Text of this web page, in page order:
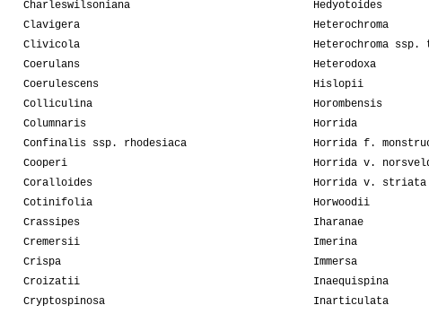
Charleswilsoniana
Clavigera
Clivicola
Coerulans
Coerulescens
Colliculina
Columnaris
Confinalis ssp. rhodesiaca
Cooperi
Coralloides
Cotinifolia
Crassipes
Cremersii
Crispa
Croizatii
Cryptospinosa
Hedyotoides
Heterochroma
Heterochroma ssp.
Heterodoxa
Hislopii
Horombensis
Horrida
Horrida f.
Horrida v.
Horrida v. striata
Horwoodii
Iharanae
Imerina
Immersa
Inaequispina
Inarticulata